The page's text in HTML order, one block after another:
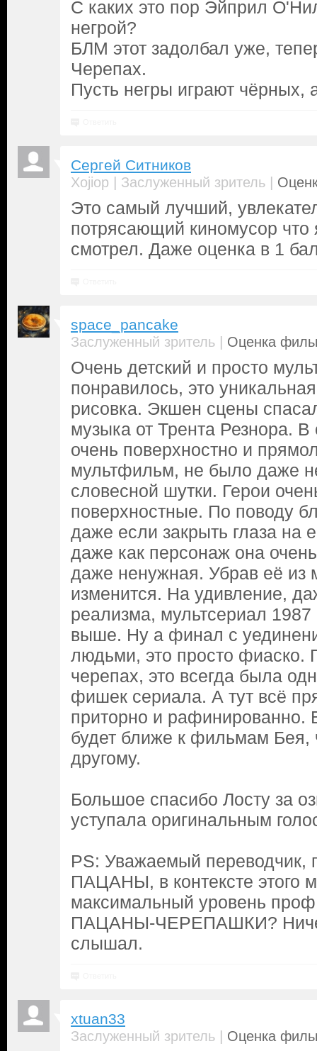
С каких это пор Эйприл
негрой?
БЛМ этот задолбал уже,
Черепах.
Пусть негры играют чёрных,
Сергей Ситников
Xojiop | Заслуженный зритель |
Это самый лучший,
потрясающий киномусор что
смотрел. Даже оценка в 1
space_pancake
Заслуженный зритель | Оценка
Очень детский и просто
понравилось, это
рисовка. Экшен сцены
музыка от Трента Резнора. В
очень поверхностно и
мультфильм, не было даже
словесной шутки. Герои
поверхностные. По поводу
даже если закрыть глаза на
даже как персонаж она
даже ненужная. Убрав её из
изменится. На удивление,
реализма, мультсериал 1987
выше. Ну а финал с
людьми, это просто фиаско.
черепах, это всегда была
фишек сериала. А тут всё
приторно и
будет ближе к фильмам Бея,
другому.
Большое спасибо Лосту за
уступала оригинальным
PS: Уважаемый переводчик,
ПАЦАНЫ, в контексте этого
максимальный уровень
ПАЦАНЫ-ЧЕРЕПАШКИ?
слышал.
xtuan33
Заслуженный зритель | Оценка